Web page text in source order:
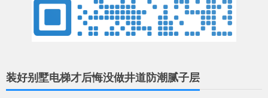
装好别墅电梯才后悔没做井道防潮腻子层